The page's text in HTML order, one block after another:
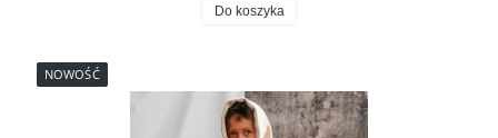
Do koszyka
NOWOŚĆ